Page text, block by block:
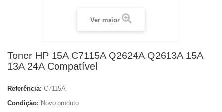
Ver maior
Toner HP 15A C7115A Q2624A Q2613A 15A
13A 24A Compatível
Referência: C7115A
Condição: Novo produto